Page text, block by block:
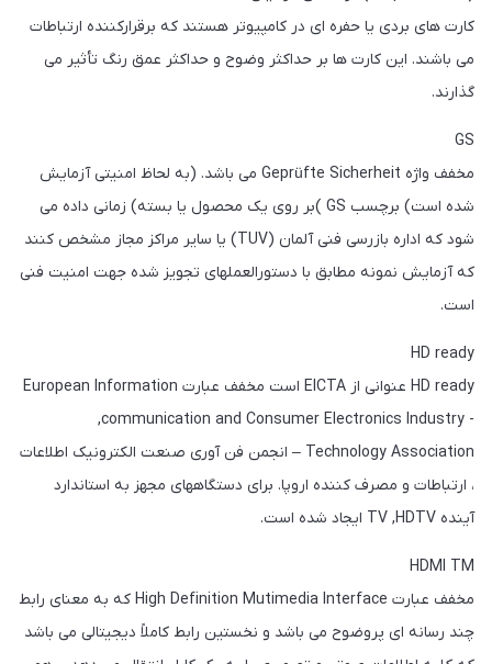
کارت های بردی یا حفره ای در کامپیوتر هستند که برقرارکننده ارتباطات
می باشند. این کارت ها بر حداکثر وضوح و حداکثر عمق رنگ تأثیر می
گذارند.
GS
مخفف واژه Geprüfte Sicherheit می باشد. (به لحاظ امنیتی آزمایش
شده است) برچسب GS )بر روی یک محصول یا بسته) زمانی داده می
شود که اداره بازرسی فنی آلمان (TUV) یا سایر مراکز مجاز مشخص کنند
که آزمایش نمونه مطابق با دستورالعملهای تجویز شده جهت امنیت فنی
است.
HD ready
HD ready عنوانی از EICTA است مخفف عبارت European Information
,communication and Consumer Electronics Industry -
Technology Association – انجمن فن آوری صنعت الکترونیک اطلاعات
، ارتباطات و مصرف کننده اروپا. برای دستگاههای مجهز به استاندارد
آینده TV ,HDTV ایجاد شده است.
HDMI TM
مخفف عبارت High Definition Mutimedia Interface که به معنای رابط
چند رسانه ای پروضوح می باشد و نخستین رابط کاملاً دیجیتالی می باشد